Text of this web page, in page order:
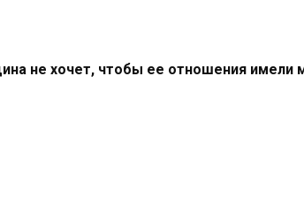
не хочет, чтобы ее отношения имели